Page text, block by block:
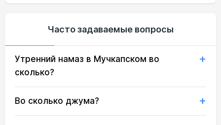
19, Ср 03:01 05:01 12:14 16:10 21:16
21, Пт 03:06 05:04 21:10
Часто задаваемые вопросы
Утренний намаз в Мучкапском во
сколько?
Во сколько джума?